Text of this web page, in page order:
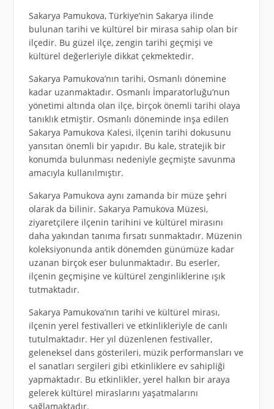
Sakarya Pamukova, Türkiye’nin Sakarya ilinde
bulunan tarihi ve kültürel bir mirasa sahip olan bir
ilçedir. Bu güzel ilçe, zengin tarihi geçmişi ve
kültürel değerleriyle dikkat çekmektedir.
Sakarya Pamukova’nın tarihi, Osmanlı dönemine
kadar uzanmaktadır. Osmanlı İmparatorluğu’nun
yönetimi altında olan ilçe, birçok önemli tarihi olaya
tanıklık etmiştir. Osmanlı döneminde inşa edilen
Sakarya Pamukova Kalesi, ilçenin tarihi dokusunu
yansıtan önemli bir yapıdır. Bu kale, stratejik bir
konumda bulunması nedeniyle geçmişte savunma
amacıyla kullanılmıştır.
Sakarya Pamukova aynı zamanda bir müze şehri
olarak da bilinir. Sakarya Pamukova Müzesi,
ziyaretçilere ilçenin tarihini ve kültürel mirasını
daha yakından tanıma fırsatı sunmaktadır. Müzenin
koleksiyonunda antik dönemden günümüze kadar
uzanan birçok eser bulunmaktadır. Bu eserler,
ilçenin geçmişine ve kültürel zenginliklerine ışık
tutmaktadır.
Sakarya Pamukova’nın tarihi ve kültürel mirası,
ilçenin yerel festivalleri ve etkinlikleriyle de canlı
tutulmaktadır. Her yıl düzenlenen festivaller,
geleneksel dans gösterileri, müzik performansları ve
el sanatları sergileri gibi etkinliklere ev sahipliği
yapmaktadır. Bu etkinlikler, yerel halkın bir araya
gelerek kültürel miraslarını yaşatmalarını
sağlamaktadır.